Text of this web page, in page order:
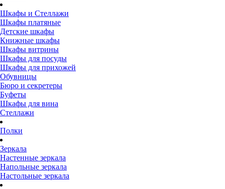
Шкафы и Стеллажи
Шкафы платяные
Детские шкафы
Книжные шкафы
Шкафы витрины
Шкафы для посуды
Шкафы для прихожей
Обувницы
Бюро и секретеры
Буфеты
Шкафы для вина
Стеллажи
Полки
Зеркала
Настенные зеркала
Напольные зеркала
Настольные зеркала